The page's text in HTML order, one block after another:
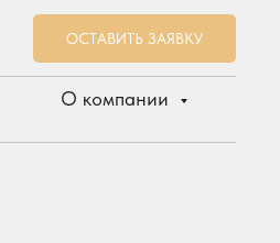
ОСТАВИТЬ ЗАЯВКУ
О компании